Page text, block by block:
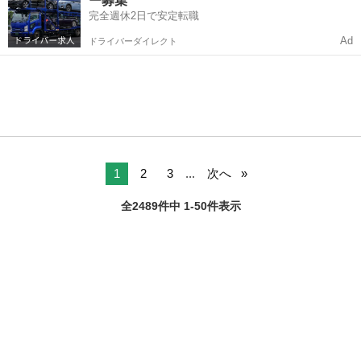
完全週休2日で安定転職
ドライバーダイレクト Ad
1 2 3 ... 次へ
全2489件中 1-50件表示